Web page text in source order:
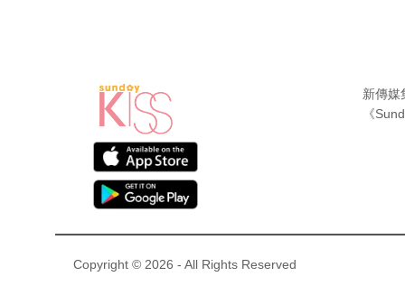
新傳媒
《
Copyright © 2026 - All Rights Reserved